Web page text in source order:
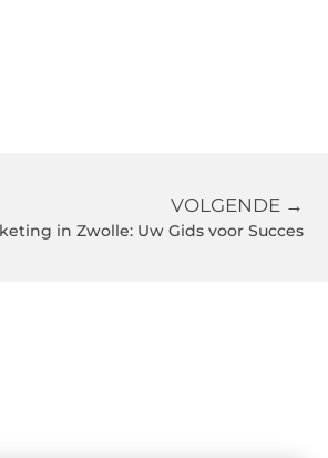
VOLGENDE →
in Zwolle: Uw Gids voor Succes